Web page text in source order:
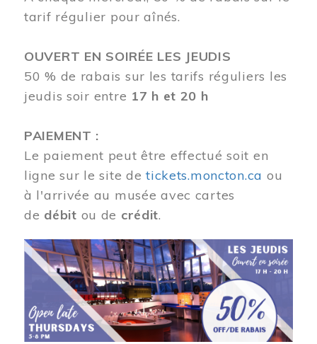
tarif régulier pour aînés.
OUVERT EN SOIRÉE LES JEUDIS
50 % de rabais sur les tarifs réguliers les
jeudis soir entre 17 h et 20 h
PAIEMENT :
Le paiement peut être effectué soit en
ligne sur le site detickets.moncton.ca ou
à l'arrivée au musée avec cartes
de débit ou de crédit.
Image